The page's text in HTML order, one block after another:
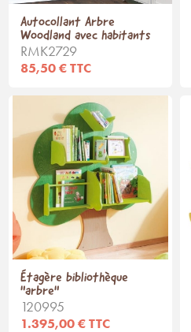
Autocollant Arbre
Woodland avec habitants
RMK2729
85,50 € TTC
Étagère bibliothèque
"arbre"
120995
1.395,00 € TTC